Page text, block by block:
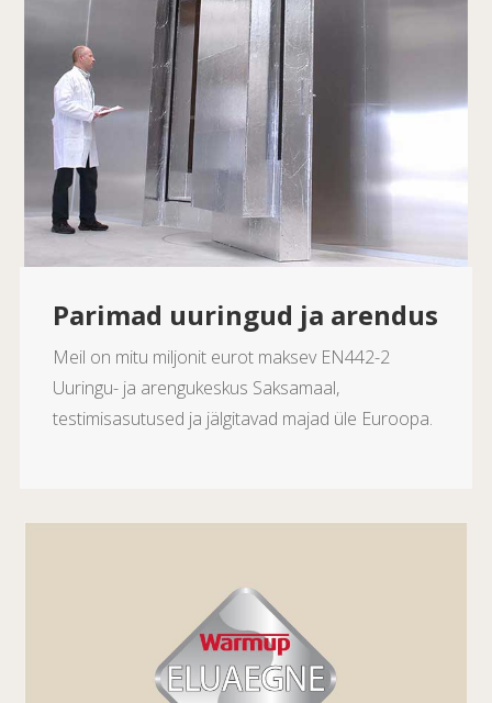
Parimad uuringud ja arendus
Meil on mitu miljonit eurot maksev EN442-2
Uuringu- ja arengukeskus Saksamaal,
testimisasutused ja jälgitavad majad üle Euroopa.